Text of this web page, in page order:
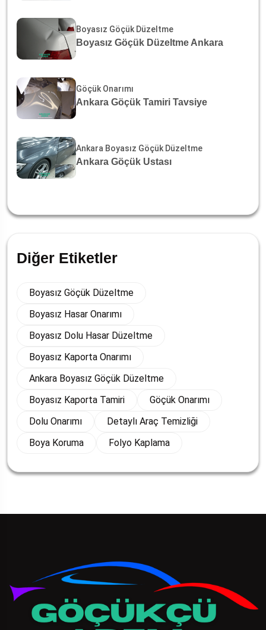
Boyasız Göçük Düzeltme
Boyasız Göçük Düzeltme Ankara
Göçük Onarımı
Ankara Göçük Tamiri Tavsiye
Ankara Boyasız Göçük Düzeltme
Ankara Göçük Ustası
Diğer Etiketler
Boyasız Göçük Düzeltme
Boyasız Hasar Onarımı
Boyasız Dolu Hasar Düzeltme
Boyasız Kaporta Onarımı
Ankara Boyasız Göçük Düzeltme
Boyasız Kaporta Tamiri
Göçük Onarımı
Dolu Onarımı
Detaylı Araç Temizliği
Boya Koruma
Folyo Kaplama